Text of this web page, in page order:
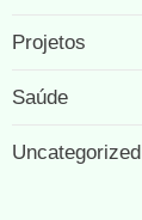
Projetos
Saúde
Uncategorized